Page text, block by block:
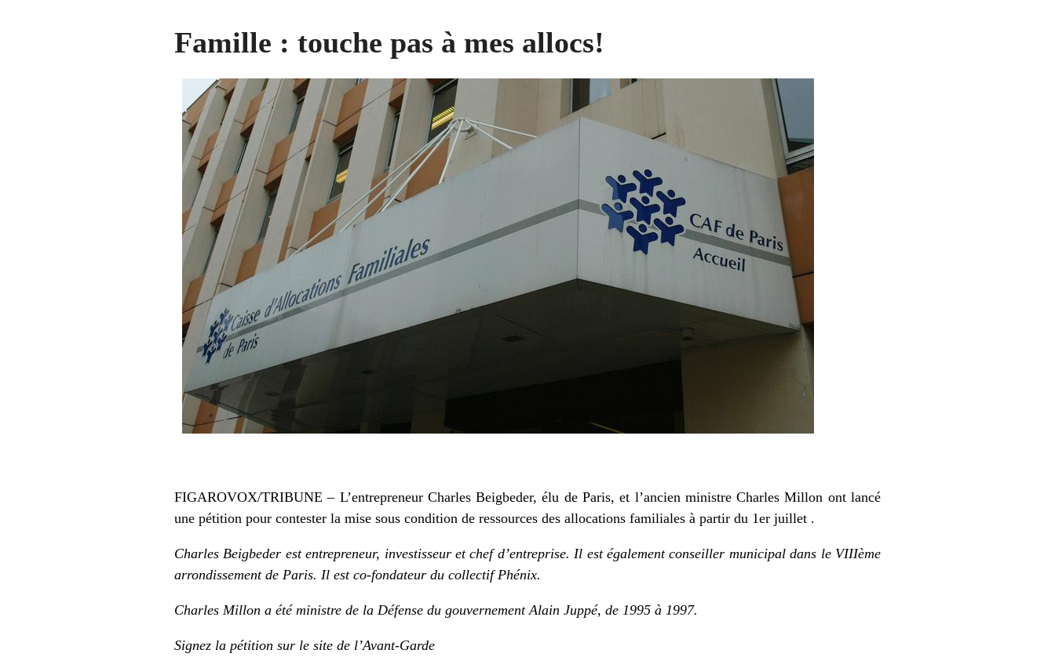
Famille : touche pas à mes allocs!
FIGAROVOX/TRIBUNE – L’entrepreneur Charles Beigbeder, élu de Paris, et l’ancien ministre Charles Millon ont lancé
une pétition pour contester la mise sous condition de ressources des allocations familiales à partir du 1er juillet .
Charles Beigbeder est entrepreneur, investisseur et chef d’entreprise. Il est également conseiller municipal dans le VIIIème
arrondissement de Paris. Il est co-fondateur du collectif Phénix.
Charles Millon a été ministre de la Défense du gouvernement Alain Juppé, de 1995 à 1997.
Signez la pétition sur le site de l’Avant-Garde